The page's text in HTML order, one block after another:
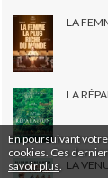
En poursuivant
cookies. Ces
savoir plus
LA
LA
LA